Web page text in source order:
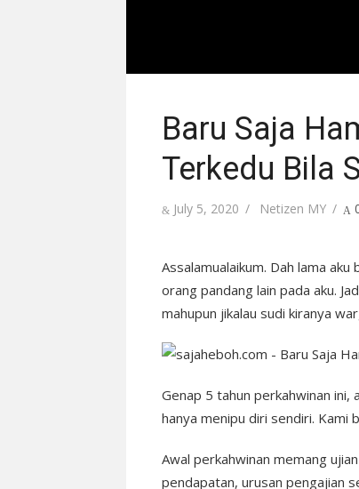
Baru Saja
Terkedu Bila
Posted
July 5, 2020 Author
Netizen MY
Assalamualaikum. Dah lama
orang pandang lain pada aku.
mahupun jikalau sudi kiranya
Genap 5 tahun perkahwinan ini,
hanya menipu diri sendiri. Kami
Awal perkahwinan memang
pendapatan, urusan pengajian